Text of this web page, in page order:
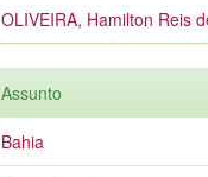
OLIVEIRA, Hamilton Reis
Assunto
Bahia